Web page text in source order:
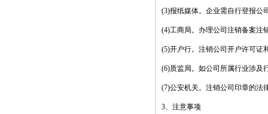
(3)报纸媒体。企业需自行登报公
(4)工商局。办理公司注销备案注
(5)开户行。注销公司开户许可证
(6)质监局。如公司所属行业涉及
(7)公安机关。注销公司印章的法
3、注意事项